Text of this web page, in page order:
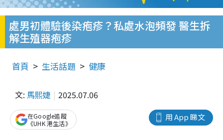
處男初體驗後染疱疹？私處水泡頻發 醫生拆
解生殖器疱疹
首頁 生活話題 健康
文: 馬熙婕 2025.07.06
用 App 睇文
在Google追蹤
《UHK 港生活》